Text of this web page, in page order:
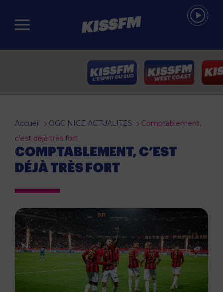
Passer au contenu principal
Accueil OGC NICE ACTUALITES
Comptablement,
c’est déjà très fort
COMPTABLEMENT, C’EST
DÉJÀ TRÈS FORT